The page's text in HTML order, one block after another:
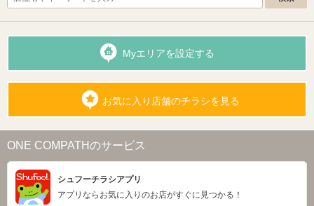
Myエリアを設定する
お気に入り店舗のチラシを見る
ONE COMPATHのサービス
シュフーチラシアプリ
アプリならお気に入りのお店がすぐに見つかる！